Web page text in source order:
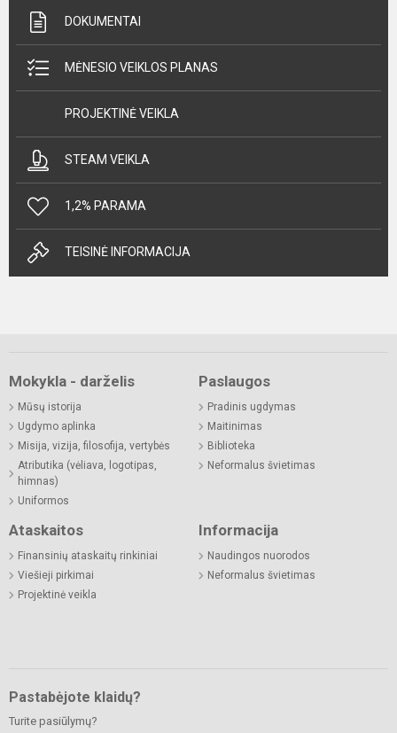
DOKUMENTAI
MĖNESIO VEIKLOS PLANAS
PROJEKTINĖ VEIKLA
STEAM VEIKLA
1,2% PARAMA
TEISINĖ INFORMACIJA
Mokykla - darželis
Mūsų istorija
Ugdymo aplinka
Misija, vizija, filosofija, vertybės
Atributika (vėliava, logotipas,
himnas)
Uniformos
Paslaugos
Pradinis ugdymas
Maitinimas
Biblioteka
Neformalus švietimas
Ataskaitos
Finansinių ataskaitų rinkiniai
Viešieji pirkimai
Projektinė veikla
Informacija
Naudingos nuorodos
Neformalus švietimas
Pastabėjote klaidų?
Turite pasiūlymų?